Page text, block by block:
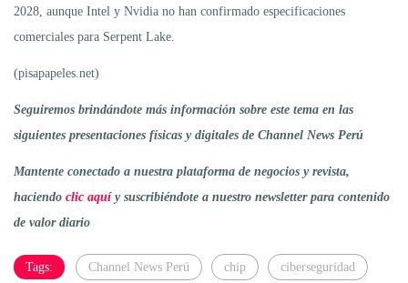
2028, aunque Intel y Nvidia no han confirmado especificaciones
comerciales para Serpent Lake.
(pisapapeles.net)
Seguiremos brindándote más información sobre este tema en las
siguientes presentaciones físicas y digitales de Channel News Perú
Mantente conectado a nuestra plataforma de negocios y revista,
haciendo clic aquíy suscribiéndote a nuestro newsletter para contenido
de valor diario
Tags: Channel News Perú chip ciberseguridad